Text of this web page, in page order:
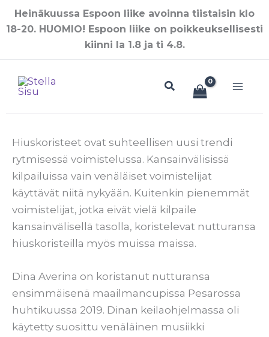
Siirry
sisältöön
Heinäkuussa Espoon liike avoinna tiistaisin klo
18-20. HUOMIO! Espoon liike on poikkeuksellisesti
kiinni la 1.8 ja ti 4.8.
Hae
Hiuskoristeet ovat suhteellisen uusi trendi
rytmisessä voimistelussa. Kansainvälisissä
kilpailuissa vain venäläiset voimistelijat
käyttävät niitä nykyään. Kuitenkin pienemmät
voimistelijat, jotka eivät vielä kilpaile
kansainvälisellä tasolla, koristelevat nutturansa
hiuskoristeilla myös muissa maissa.
Dina Averina on koristanut nutturansa
ensimmäisenä maailmancupissa Pesarossa
huhtikuussa 2019. Dinan keilaohjelmassa oli
käytetty suosittu venäläinen musiikki